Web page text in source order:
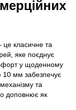
класичне та
яке поєднує
у щоденному
10 мм забезпечує
та
доповнює як